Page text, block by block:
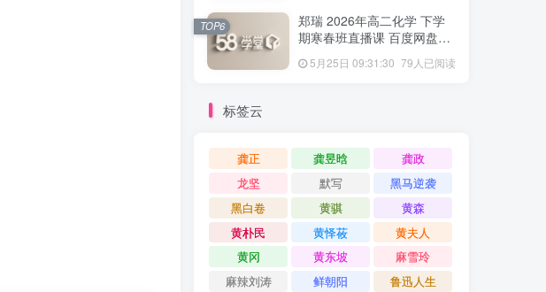
郑瑞 2026年高二化学 下学
期寒春班直播课 百度网盘下
5月25日 09:31:30 79人已阅读
TOP6
标签云
龚正 龚昱晗
龚政
龙坚
默写
黑马逆袭
黑白卷
黄骐
黄森
黄朴民
黄怿莜
黄夫人
黄冈
黄东坡
麻雪玲
麻辣刘涛
鲜朝阳
鲁迅人生